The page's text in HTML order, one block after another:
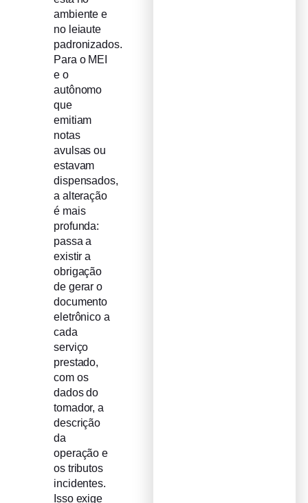
ambiente e
no leiaute
padronizados.
Para o MEI
e o
autônomo
que
emitiam
notas
avulsas ou
estavam
dispensados,
a alteração
é mais
profunda:
passa a
existir a
obrigação
de gerar o
documento
eletrônico a
cada
serviço
prestado,
com os
dados do
tomador, a
descrição
da
operação e
os tributos
incidentes.
Isso exige